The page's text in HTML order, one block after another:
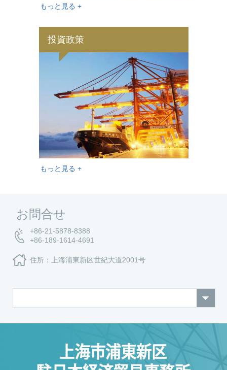
もっと見る +
投資政策
もっと見る +
お問合せ
+86-21-5878-8388
+86-189-1614-4691
住所：上海浦東新区世紀大道2001号